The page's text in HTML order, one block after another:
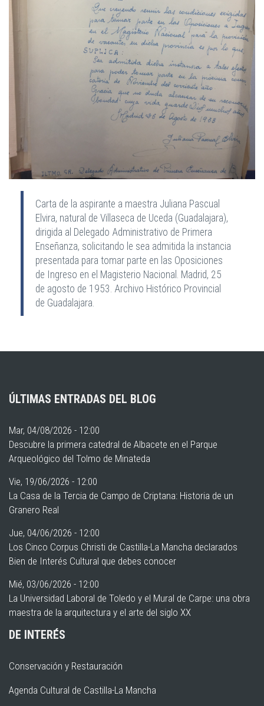
Carta de la aspirante a maestra Juliana Pascual
Elvira, natural de Villaseca de Uceda (Guadalajara),
dirigida al Delegado Administrativo de Primera
Enseñanza, solicitando le sea admitida la instancia
presentada para tomar parte en las Oposiciones
de Ingreso en el Magisterio Nacional. Madrid, 25
de agosto de 1953. Archivo Histórico Provincial
de Guadalajara.
ÚLTIMAS ENTRADAS DEL BLOG
Mar, 04/08/2026 - 12:00
Descubre la primera catedral de Albacete en el Parque
Arqueológico del Tolmo de Minateda
Vie, 19/06/2026 - 12:00
La Casa de la Tercia de Campo de Criptana: Historia de un
Granero Real
Jue, 04/06/2026 - 12:00
Los Cinco Corpus Christi de Castilla-La Mancha declarados
Bien de Interés Cultural que debes conocer
Mié, 03/06/2026 - 12:00
La Universidad Laboral de Toledo y el Mural de Carpe: una obra
maestra de la arquitectura y el arte del siglo XX
DE INTERÉS
Conservación y Restauración
Agenda Cultural de Castilla-La Mancha